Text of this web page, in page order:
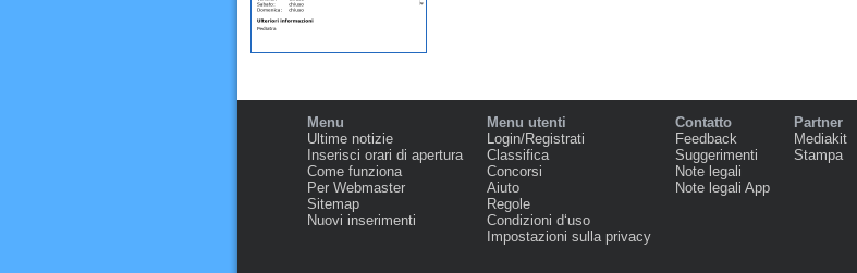
Menu
Ultime notizie
Inserisci orari di apertura
Come funziona
Per Webmaster
Sitemap
Nuovi inserimenti
Menu utenti
Login/Registrati
Classifica
Concorsi
Aiuto
Regole
Condizioni d‘uso
Impostazioni sulla privacy
Contatto
Feedback
Suggerimenti
Note legali
Note legali App
Partner
Mediakit
Stampa